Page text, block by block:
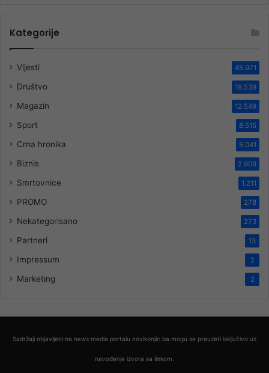
Kategorije
Vijesti 45.971
Društvo 18.539
Magazin 12.549
Sport 8.515
Crna hronika 5.041
Biznis 2.909
Smrtovnice 1.211
PROMO 278
Nekategorisano 273
Partneri 13
Impressum 2
Marketing 2
Sadržaji objavljeni na news media portalu novikonjic.ba mogu se preuzeti isključivo uz
navođenje izvora sa linkom.